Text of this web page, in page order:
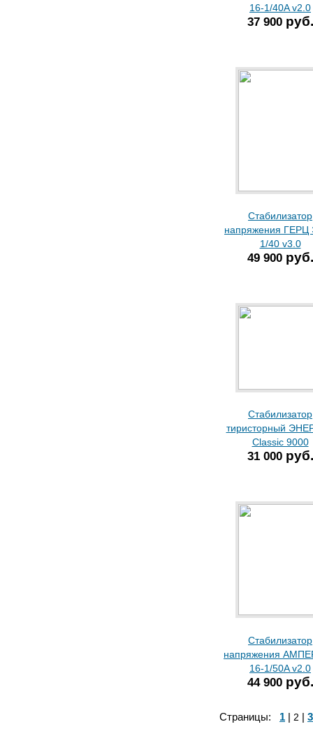
16-1/40A v2.0
37 900руб.
Стабилизатор
напряжения ГЕРЦ
1/40 v3.0
49 900руб.
Стабилизатор
тиристорный
Classic 9000
31 000руб.
Стабилизатор
напряжения
16-1/50A v2.0
44 900руб.
Страницы: 1 | 2 | 3